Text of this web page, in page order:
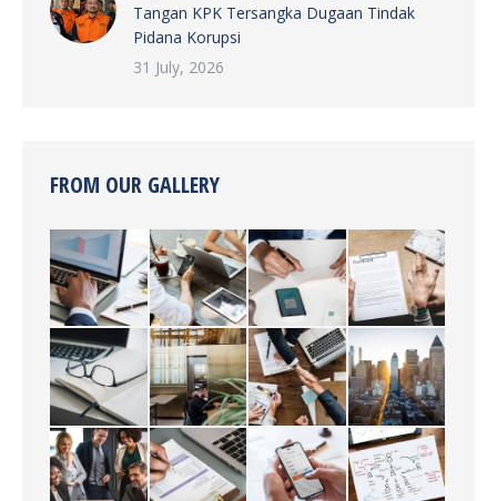
Tangan KPK Tersangka Dugaan Tindak
Pidana Korupsi
31 July, 2026
FROM OUR GALLERY